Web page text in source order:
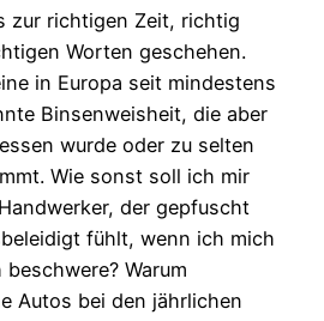
zur richtigen Zeit, richtig
Worten geschehen.
in Europa seit mindestens
Binsenweisheit, die aber
wurde oder zu selten
Wie sonst soll ich mir
der gepfuscht
fühlt, wenn ich mich
Warum
Autos bei den jährlichen